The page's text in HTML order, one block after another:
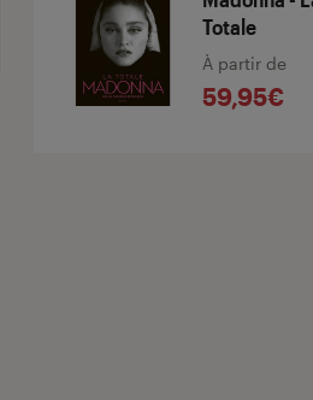
Totale
À partir de
59,95€